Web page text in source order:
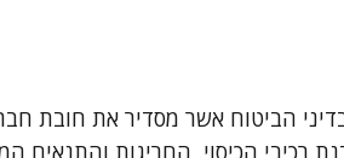
בדיני הביטוח אשר מסדיר את חובת
הכיסוי, החריגות והתנאים